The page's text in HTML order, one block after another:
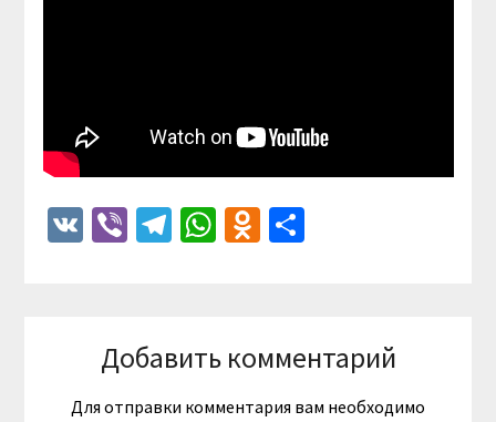
VKViberTelegram
WhatsApp
Odnoklassniki
Отправить
Добавить комментарий
Для отправки комментария вам необходимо